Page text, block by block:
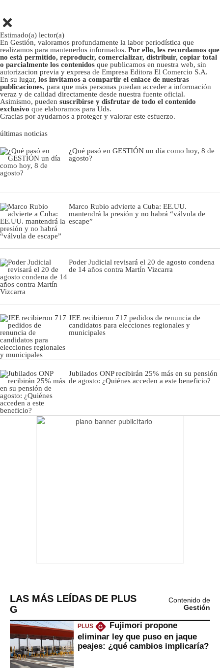
Estimado(a) lector(a)
En Gestión, valoramos profundamente la labor periodística que
realizamos para mantenerlos informados. Por ello, les recordamos que
no está permitido, reproducir, comercializar, distribuir, copiar total
o parcialmente los contenidos que publicamos en nuestra web, sin
autorizacion previa y expresa de Empresa Editora El Comercio S.A.
En su lugar, los invitamos a compartir el enlace de nuestras
publicaciones, para que más personas puedan acceder a información
veraz y de calidad directamente desde nuestra fuente oficial.
Asimismo, pueden suscribirse y disfrutar de todo el contenido
exclusivo que elaboramos para Uds.
Gracias por ayudarnos a proteger y valorar este esfuerzo.
últimas noticias
¿Qué pasó en GESTIÓN un día como hoy, 8 de
agosto?
Marco Rubio advierte a Cuba: EE.UU.
mantendrá la presión y no habrá “válvula de
escape”
Poder Judicial revisará el 20 de agosto condena
de 14 años contra Martín Vizcarra
JEE recibieron 717 pedidos de renuncia de
candidatos para elecciones regionales y
municipales
Jubilados ONP recibirán 25% más en su pensión
de agosto: ¿Quiénes acceden a este beneficio?
LAS MÁS LEÍDAS DE PLUS
G
Contenido de
Gestión
PLUS G
Fujimori propone
eliminar ley que puso en jaque
peajes: ¿qué cambios implicaría?